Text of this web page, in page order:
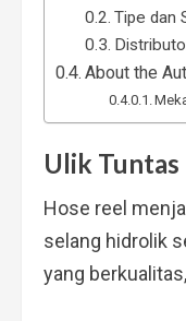
Tipe dan
About the
Ulik Tuntas
Hose reel
selang hidrolik
yang